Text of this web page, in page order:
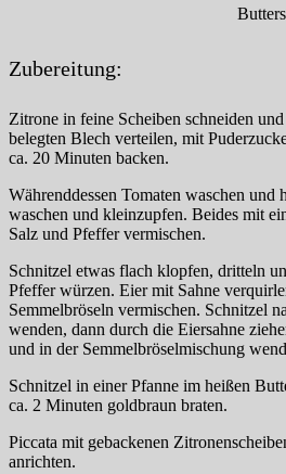
Zubereitung:
Zitrone in feine Scheiben schneiden
belegten Blech verteilen, mit
ca. 20 Minuten backen.
Währenddessen Tomaten waschen und
waschen und kleinzupfen. Beides mit
Salz und Pfeffer vermischen.
Schnitzel etwas flach klopfen, dritteln
Pfeffer würzen. Eier mit Sahne
Semmelbröseln vermischen. Schnitzel
wenden, dann durch die Eiersahne
und in der Semmelbröselmischung
Schnitzel in einer Pfanne im heißen
ca. 2 Minuten goldbraun braten.
Piccata mit gebackenen
anrichten.